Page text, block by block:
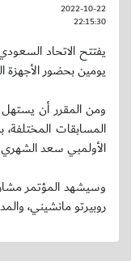
2022-10-22
22:15:30
يفتتح الاتحاد
يومين بحضور الأجهزة
ومن المقرر أن يستهل
المسابقات
الأولمبي سعد
روبيرتو مانشيني،